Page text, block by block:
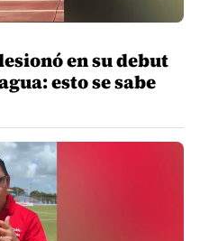
en su debut
esto se sabe